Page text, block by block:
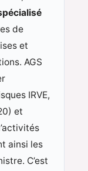
de
et
AGS
IRVE,
et
ainsi les
C’est